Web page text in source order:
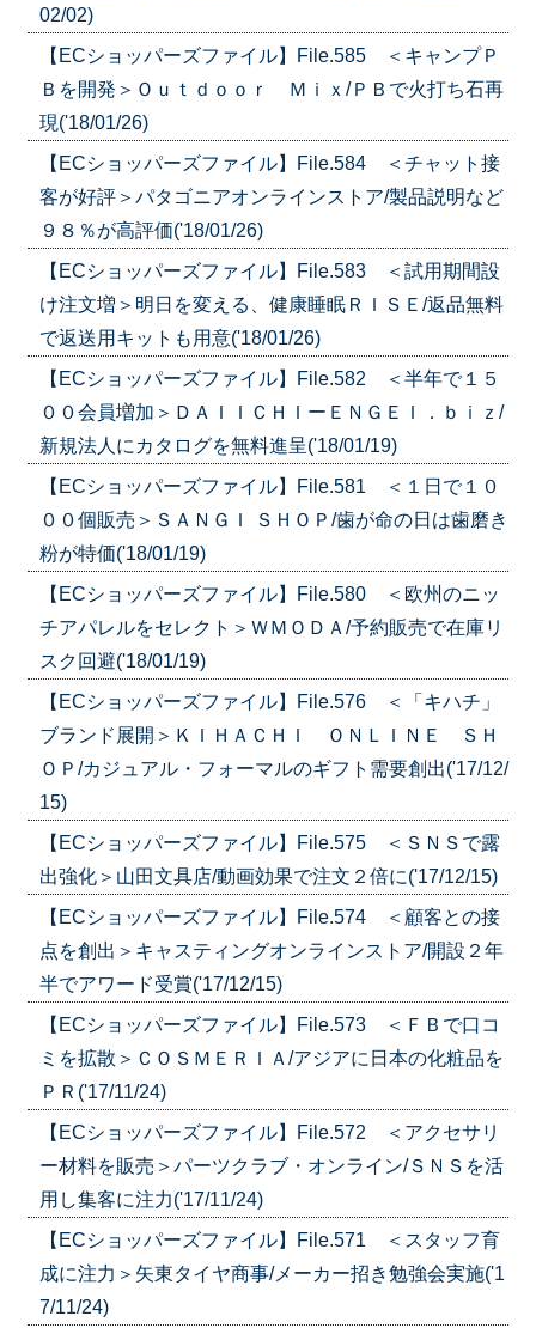
02/02)
【ECショッパーズファイル】File.585 ＜キャンプＰ
Ｂを開発＞Ｏｕｔｄｏｏｒ Ｍｉｘ/ＰＢで火打ち石再
現('18/01/26)
【ECショッパーズファイル】File.584 ＜チャット接
客が好評＞パタゴニアオンラインストア/製品説明など
９８％が高評価('18/01/26)
【ECショッパーズファイル】File.583 ＜試用期間設
け注文増＞明日を変える、健康睡眠ＲＩＳＥ/返品無料
で返送用キットも用意('18/01/26)
【ECショッパーズファイル】File.582 ＜半年で１５
００会員増加＞ＤＡＩＩＣＨＩーＥＮＧＥＩ．ｂｉｚ/
新規法人にカタログを無料進呈('18/01/19)
【ECショッパーズファイル】File.581 ＜１日で１０
００個販売＞ＳＡＮＧＩ ＳＨＯＰ/歯が命の日は歯磨き
粉が特価('18/01/19)
【ECショッパーズファイル】File.580 ＜欧州のニッ
チアパレルをセレクト＞ＷＭＯＤＡ/予約販売で在庫リ
スク回避('18/01/19)
【ECショッパーズファイル】File.576 ＜「キハチ」
ブランド展開＞ＫＩＨＡＣＨＩ ＯＮＬＩＮＥ ＳＨ
ＯＰ/カジュアル・フォーマルのギフト需要創出('17/12/
15)
【ECショッパーズファイル】File.575 ＜ＳＮＳで露
出強化＞山田文具店/動画効果で注文２倍に('17/12/15)
【ECショッパーズファイル】File.574 ＜顧客との接
点を創出＞キャスティングオンラインストア/開設２年
半でアワード受賞('17/12/15)
【ECショッパーズファイル】File.573 ＜ＦＢで口コ
ミを拡散＞ＣＯＳＭＥＲＩＡ/アジアに日本の化粧品を
ＰＲ('17/11/24)
【ECショッパーズファイル】File.572 ＜アクセサリ
ー材料を販売＞パーツクラブ・オンライン/ＳＮＳを活
用し集客に注力('17/11/24)
【ECショッパーズファイル】File.571 ＜スタッフ育
成に注力＞矢東タイヤ商事/メーカー招き勉強会実施('1
7/11/24)